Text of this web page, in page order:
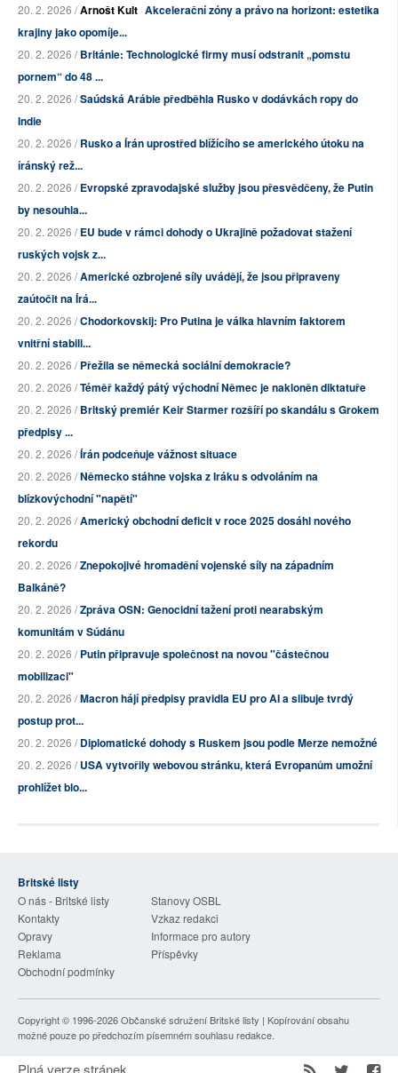
20. 2. 2026 /Arnošt Kult Akcelerační zóny a právo na horizont: estetika
krajiny jako opomíje...
20. 2. 2026 /Británie: Technologické firmy musí odstranit „pomstu
pornem“ do 48 ...
20. 2. 2026 /Saúdská Arábie předběhla Rusko v dodávkách ropy do
Indie
20. 2. 2026 /Rusko a Írán uprostřed blížícího se amerického útoku na
íránský rež...
20. 2. 2026 /Evropské zpravodajské služby jsou přesvědčeny, že Putin
by nesouhla...
20. 2. 2026 /EU bude v rámci dohody o Ukrajině požadovat stažení
ruských vojsk z...
20. 2. 2026 /Americké ozbrojené síly uvádějí, že jsou připraveny
zaútočit na Írá...
20. 2. 2026 /Chodorkovskij: Pro Putina je válka hlavním faktorem
vnitřní stabili...
20. 2. 2026 /Přežila se německá sociální demokracie?
20. 2. 2026 /Téměř každý pátý východní Němec je nakloněn diktatuře
20. 2. 2026 /Britský premiér Keir Starmer rozšíří po skandálu s Grokem
předpisy ...
20. 2. 2026 /Írán podceňuje vážnost situace
20. 2. 2026 /Německo stáhne vojska z Iráku s odvoláním na
blízkovýchodní "napětí"
20. 2. 2026 /Americký obchodní deficit v roce 2025 dosáhl nového
rekordu
20. 2. 2026 /Znepokojivé hromadění vojenské síly na západním
Balkáně?
20. 2. 2026 /Zpráva OSN: Genocidní tažení proti nearabským
komunitám v Súdánu
20. 2. 2026 /Putin připravuje společnost na novou "částečnou
mobilizaci"
20. 2. 2026 /Macron hájí předpisy pravidla EU pro AI a slibuje tvrdý
postup prot...
20. 2. 2026 /Diplomatické dohody s Ruskem jsou podle Merze nemožné
20. 2. 2026 /USA vytvořily webovou stránku, která Evropanům umožní
prohlížet blo...
Britské listy
O nás - Britské listy
Stanovy OSBL
Kontakty
Vzkaz redakci
Opravy
Informace pro autory
Reklama
Příspěvky
Obchodní podmínky
Copyright © 1996-2026Občanské sdružení Britské listy | Kopírování obsahu
možné pouze po předchozím písemném souhlasu redakce.
Plná verze stránek